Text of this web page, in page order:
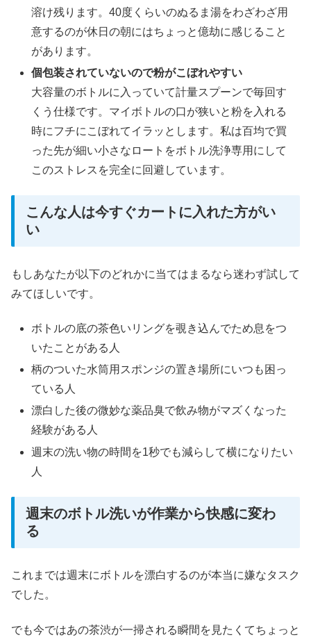
溶け残ります。40度くらいのぬるま湯をわざわざ用
意するのが休日の朝にはちょっと億劫に感じること
があります。
個包装されていないので粉がこぼれやすい
大容量のボトルに入っていて計量スプーンで毎回す
くう仕様です。マイボトルの口が狭いと粉を入れる
時にフチにこぼれてイラッとします。私は百均で買
った先が細い小さなロートをボトル洗浄専用にして
このストレスを完全に回避しています。
こんな人は今すぐカートに入れた方がい
い
もしあなたが以下のどれかに当てはまるなら迷わず試して
みてほしいです。
ボトルの底の茶色いリングを覗き込んでため息をつ
いたことがある人
柄のついた水筒用スポンジの置き場所にいつも困っ
ている人
漂白した後の微妙な薬品臭で飲み物がマズくなった
経験がある人
週末の洗い物の時間を1秒でも減らして横になりたい
人
週末のボトル洗いが作業から快感に変わ
る
これまでは週末にボトルを漂白するのが本当に嫌なタスク
でした。
でも今ではあの茶渋が一掃される瞬間を見たくてちょっと